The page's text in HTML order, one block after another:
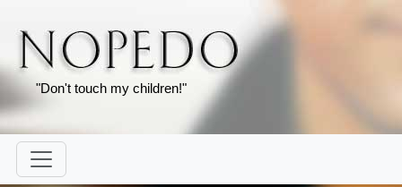
"Don't touch my children!"